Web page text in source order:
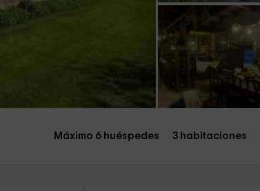
Máximo 6 huéspedes 3 habitaciones